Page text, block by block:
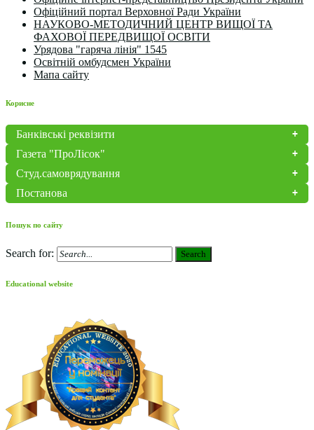
Офіційний портал Верховної Ради України
НАУКОВО-МЕТОДИЧНИЙ ЦЕНТР ВИЩОЇ ТА
ФАХОВОЇ ПЕРЕДВИЩОЇ ОСВІТИ
Урядова "гаряча лінія" 1545
Освітній омбудсмен України
Мапа сайту
Корисне
Банківські реквізити
Газета "ПроЛісок"
Студ.самоврядування
Постанова
Пошук по сайту
Search for: Search
Educational website